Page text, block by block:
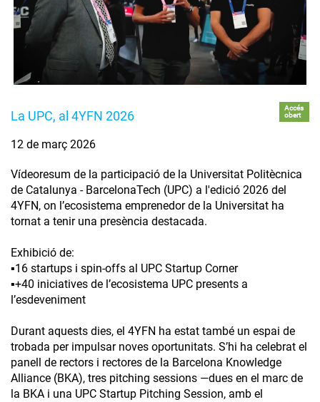
La UPC, al 4YFN 2026
Accés
obert
12 de març 2026
Vídeoresum de la participació de la Universitat Politècnica
de Catalunya - BarcelonaTech (UPC) a l'edició 2026 del
4YFN, on l’ecosistema emprenedor de la Universitat ha
tornat a tenir una presència destacada.
Exhibició de:
▪️16 startups i spin-offs al UPC Startup Corner
▪️+40 iniciatives de l’ecosistema UPC presents a
l’esdeveniment
Durant aquests dies, el 4YFN ha estat també un espai de
trobada per impulsar noves oportunitats. S’hi ha celebrat el
panell de rectors i rectores de la Barcelona Knowledge
Alliance (BKA), tres pitching sessions —dues en el marc de
la BKA i una UPC Startup Pitching Session, amb el